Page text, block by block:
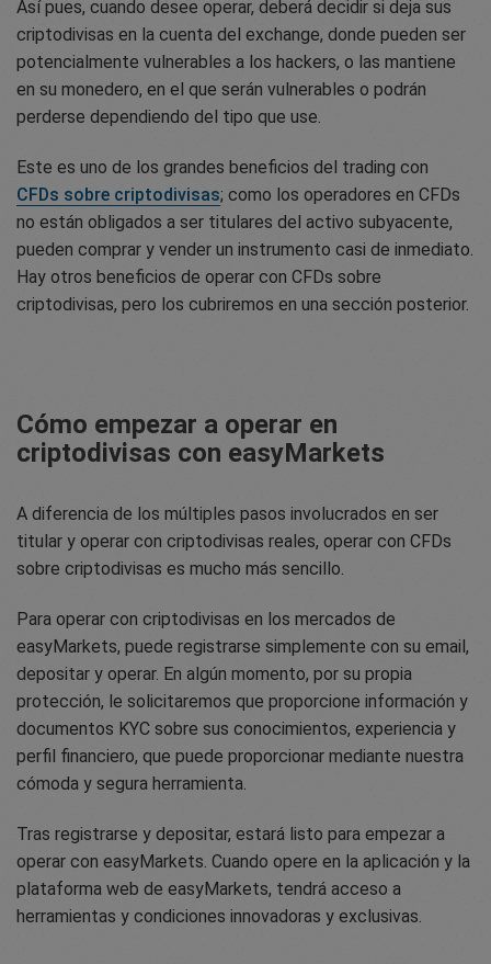
Así pues, cuando desee operar, deberá decidir si deja sus
criptodivisas en la cuenta del exchange, donde pueden ser
potencialmente vulnerables a los hackers, o las mantiene
en su monedero, en el que serán vulnerables o podrán
perderse dependiendo del tipo que use.
Este es uno de los grandes beneficios del trading con
CFDs sobre criptodivisas; como los operadores en CFDs
no están obligados a ser titulares del activo subyacente,
pueden comprar y vender un instrumento casi de inmediato.
Hay otros beneficios de operar con CFDs sobre
criptodivisas, pero los cubriremos en una sección posterior.
Cómo empezar a operar en
criptodivisas con easyMarkets
A diferencia de los múltiples pasos involucrados en ser
titular y operar con criptodivisas reales, operar con CFDs
sobre criptodivisas es mucho más sencillo.
Para operar con criptodivisas en los mercados de
easyMarkets, puede registrarse simplemente con su email,
depositar y operar. En algún momento, por su propia
protección, le solicitaremos que proporcione información y
documentos KYC sobre sus conocimientos, experiencia y
perfil financiero, que puede proporcionar mediante nuestra
cómoda y segura herramienta.
Tras registrarse y depositar, estará listo para empezar a
operar con easyMarkets. Cuando opere en la aplicación y la
plataforma web de easyMarkets, tendrá acceso a
herramientas y condiciones innovadoras y exclusivas.